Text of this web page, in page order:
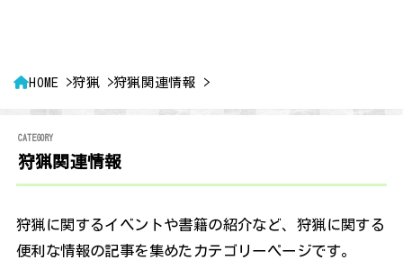
HOME 狩猟 狩猟関連情報
狩猟関連情報
狩猟に関するイベントや書籍の紹介など、狩猟に関する
便利な情報の記事を集めたカテゴリーページです。